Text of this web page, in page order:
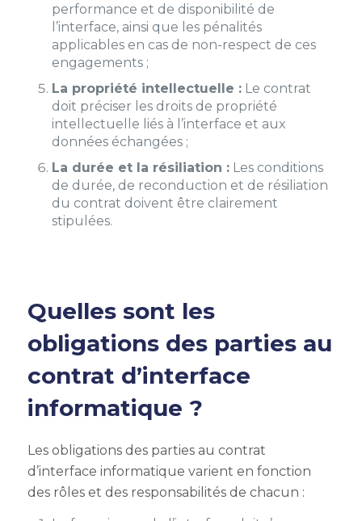
performance et de disponibilité de
l’interface, ainsi que les pénalités
applicables en cas de non-respect de ces
engagements ;
La propriété intellectuelle :Le contrat
doit préciser les droits de propriété
intellectuelle liés à l’interface et aux
données échangées ;
La durée et la résiliation :Les conditions
de durée, de reconduction et de résiliation
du contrat doivent être clairement
stipulées.
Quelles sont les
obligations des parties au
contrat d’interface
informatique ?
Les obligations des parties au contrat
d’interface informatique varient en fonction
des rôles et des responsabilités de chacun :